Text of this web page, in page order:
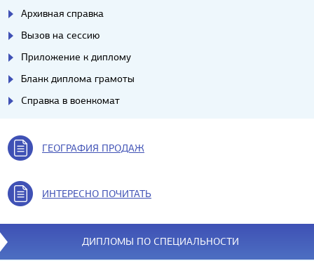
Архивная справка
Вызов на сессию
Приложение к диплому
Бланк диплома грамоты
Справка в военкомат
ГЕОГРАФИЯ ПРОДАЖ
ИНТЕРЕСНО ПОЧИТАТЬ
ДИПЛОМЫ ПО СПЕЦИАЛЬНОСТИ